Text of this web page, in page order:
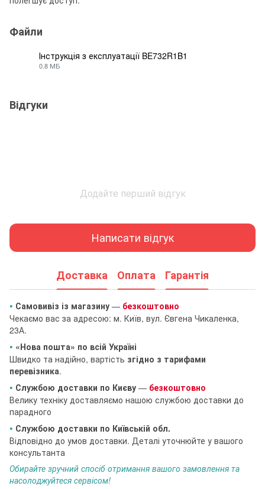
Файли
Інструкція з експлуатації BE732R1B1
0.8 МБ
Відгуки
Додайте перший відгук
Написати відгук
Доставка Оплата Гарантія
• Самовивіз із магазину — безкоштовно
Чекаємо вас за адресою: м. Київ, вул. Євгена Чикаленка,
23А.
• «Нова пошта» по всій Україні
Швидко та надійно, вартість згідно з тарифами
перевізника.
• Службою доставки по Києву — безкоштовно
Велику техніку доставляємо нашою службою доставки до
парадного
• Службою доставки по Київській обл.
Відповідно до умов доставки. Деталі уточнюйте у вашого
консультанта
Обирайте зручний спосіб отримання вашого замовлення та
насолоджуйтеся сервісом!